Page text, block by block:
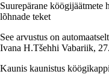
Suurepärane köögijäätmete
lõhnade teket
See arvustus on
Ivana H.Tšehhi Vabariik,
Kaunis kaunistus